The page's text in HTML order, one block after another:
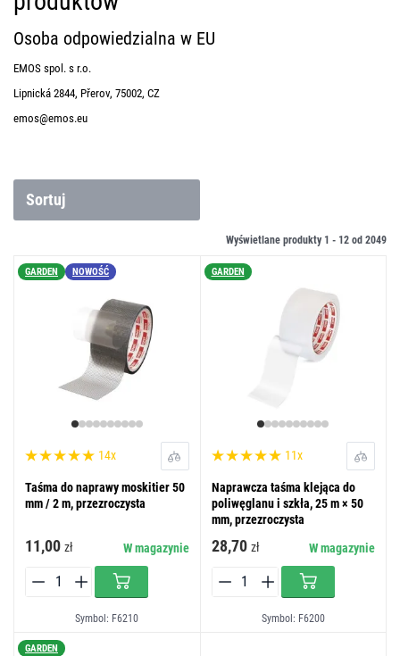
Osoba odpowiedzialna w EU
EMOS spol. s r.o.
Lipnická 2844, Přerov, 75002, CZ
emos@emos.eu
Sortuj
Wyświetlane produkty 1 - 12 od 2049
GARDEN NOWOŚĆ
14x
Taśma do naprawy moskitier 50
mm / 2 m, przezroczysta
11,00 zł W magazynie
Symbol: F6210
GARDEN
11x
Naprawcza taśma klejąca do
poliwęglanu i szkła, 25 m × 50
mm, przezroczysta
28,70 zł W magazynie
Symbol: F6200
GARDEN